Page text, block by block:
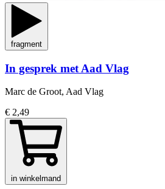
fragment
In gesprek met Aad Vlag
Marc de Groot, Aad Vlag
€ 2,49
in winkelmand